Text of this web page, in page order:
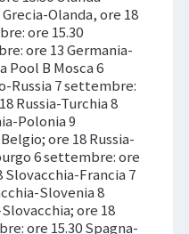
Olanda, ore 18
ore 15.30
ore 13 Germania-
Pool B Mosca 6
Russia 7 settembre:
Russia-Turchia 8
Polonia 9
ore 18 Russia-
6 settembre: ore
Slovacchia-Francia 7
Slovenia 8
ore 18
ore 15.30 Spagna-